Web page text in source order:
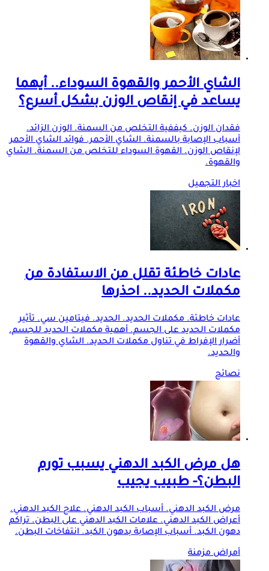
الشاي الأحمر والقهوة السوداء.. أيهما
يساعد في إنقاص الوزن بشكل أسرع؟
فقدان الوزن. كيففية التخلص من السمنة. الوزن الزائد.
أسباب الإصابة بالسمنة. الشاي الأحمر. فوائد الشاي الأحمر
لإنقاص الوزن. القهوة السوداء للتخلص من السمنة. الشاي
والقهوة.
اخبار التجميل
عادات خاطئة تقلل من الاستفادة من
مكملات الحديد.. احذرها
عادات خاطئة. مكملات الحديد. الحديد. فيتامين سي. تأثير
مكملات الحديد على الجسم. أهمية مكملات الحديد للجسم.
أضرار الإفراط في تناول مكملات الحديد. الشاي والقهوة
والحديد.
نصائح
هل مرض الكبد الدهني يسبب تورم
البطن؟- طبيب يجيب
مرض الكبد الدهني. أسباب الكبد الدهني. علاج الكبد الدهني.
أعراض الكبد الدهني. علامات الكبد الدهني على البطن. تراكم
دهون الكبد. أسباب الإصابة بدهون الكبد. انتفاخات البطن.
أمراض مزمنة